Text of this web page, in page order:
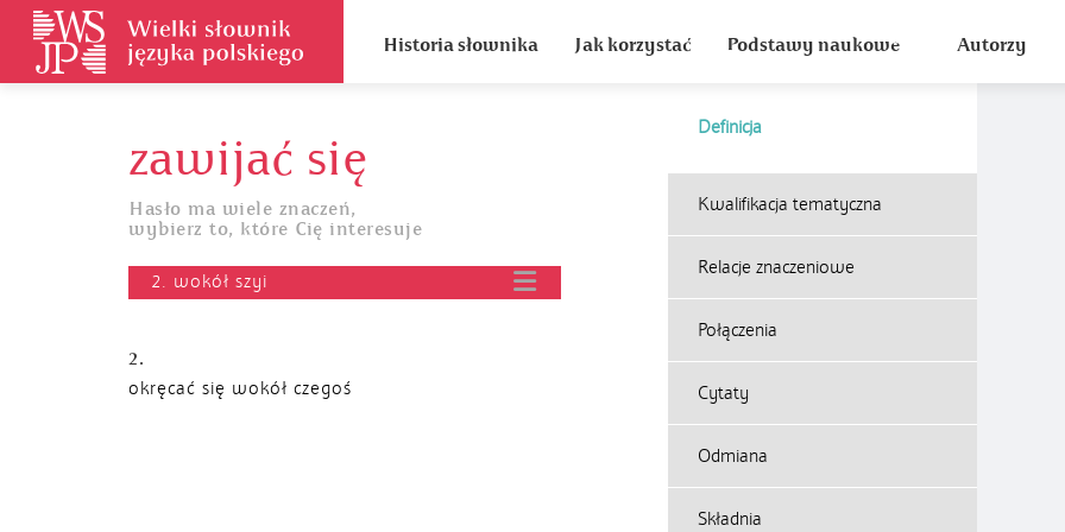
Historia słownika Jak korzystać Podstawy naukowe Autorzy
zawijać się
Hasło ma wiele znaczeń,
wybierz to, które Cię interesuje
2. wokół szyi
Definicja
2.
okręcać się wokół czegoś
Kwalifikacja tematyczna
Relacje znaczeniowe
Połączenia
Cytaty
Odmiana
Składnia